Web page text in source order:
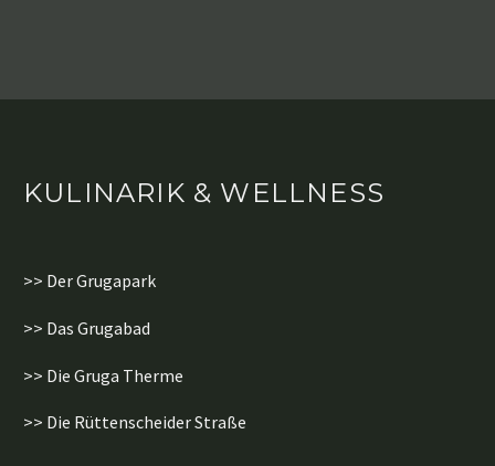
KULINARIK & WELLNESS
>> Der Grugapark
>> Das Grugabad
>> Die Gruga Therme
>> Die Rüttenscheider Straße